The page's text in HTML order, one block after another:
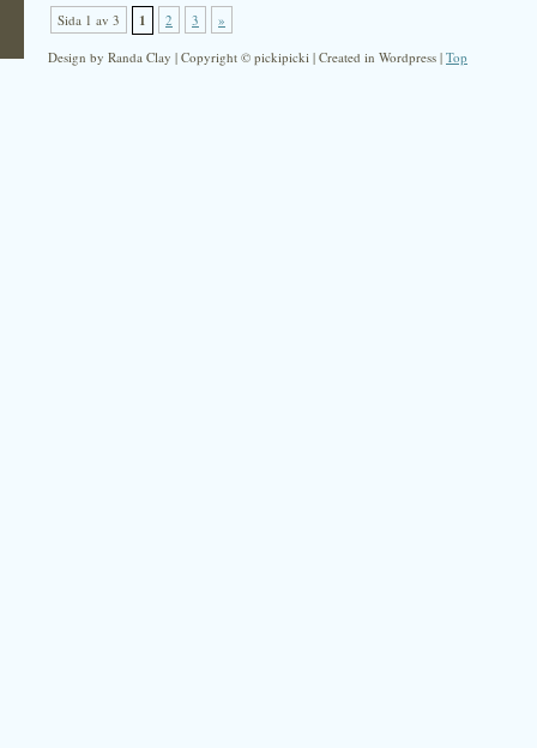
Sida 1 av 3 1 2 3 »
Design by Randa Clay | Copyright © pickipicki | Created in Wordpress | Top